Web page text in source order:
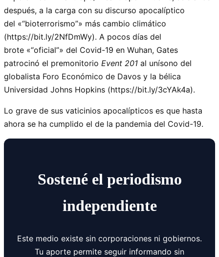
después, a la carga con su discurso apocalíptico
del « bioterrorismo » más cambio climático
(https://bit.ly/2NfDmWy). A pocos días del
brote « oficial » del Covid-19 en Wuhan, Gates
patrocinó el premonitorio Event 201 al unísono del
globalista Foro Económico de Davos y la bélica
Universidad Johns Hopkins (https://bit.ly/3cYAk4a).
Lo grave de sus vaticinios apocalípticos es que hasta
ahora se ha cumplido el de la pandemia del Covid-19.
Sostené el periodismo
independiente
Este medio existe sin corporaciones ni gobiernos.
Tu aporte permite seguir informando sin